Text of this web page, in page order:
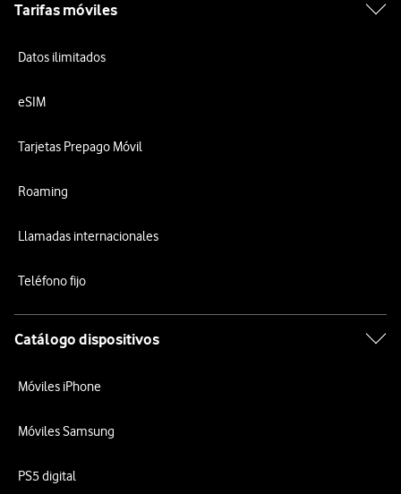
Tarifas móviles
Datos ilimitados
eSIM
Tarjetas Prepago Móvil
Roaming
Llamadas internacionales
Teléfono fijo
Catálogo dispositivos
Móviles iPhone
Móviles Samsung
PS5 digital